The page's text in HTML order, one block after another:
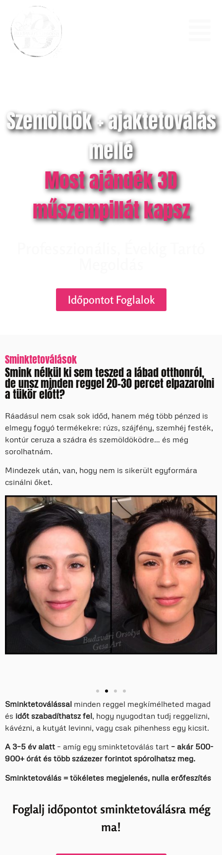
Szemöldök + ajaktetoválás
mellé
Most ajándék 3D
műszempillát kapsz
Időpontot Foglalok
Sminktetoválások
Smink nélkül ki sem teszed a lábad otthonról,
de unsz minden reggel 20-30 percet elpazarolni
a tükör előtt?
Ráadásul nem csak sok időd, hanem még több pénzed is
elmegy fogyó termékekre: rúzs, szájfény, szemhéj festék,
kontúr ceruza a szádra és szemöldöködre… és még
sorolhatnám.
Mindezek után, van, hogy nem is sikerült egyformára
csinálni őket.
Sminktetoválással minden reggel megkímélheted magad
és időt szabadíthatsz fel, hogy nyugodtan tudj reggelizni,
kávézni, a kutyát levinni, vagy csak pihenhess egy kicsit.
A 3–5 év alatt – amíg egy sminktetoválás tart – akár 500-
900+ órát és több százezer forintot spórolhatsz meg.
Sminktetoválás = tökéletes megjelenés, nulla erőfeszítés
Foglalj időpontot sminktetoválásra még
ma!